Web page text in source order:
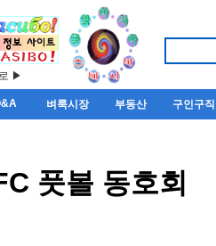
▶
벼룩시장 부동산 구인구직
풋볼 동호회